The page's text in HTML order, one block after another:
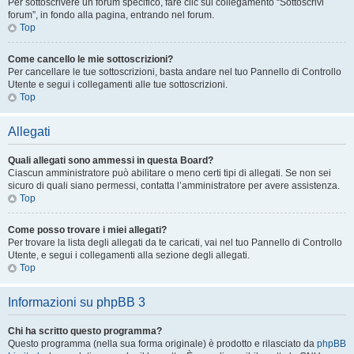
Per sottoscrivere un forum specifico, fare clic sul collegamento “Sottoscrivi
forum”, in fondo alla pagina, entrando nel forum.
Top
Come cancello le mie sottoscrizioni?
Per cancellare le tue sottoscrizioni, basta andare nel tuo Pannello di Controllo
Utente e segui i collegamenti alle tue sottoscrizioni.
Top
Allegati
Quali allegati sono ammessi in questa Board?
Ciascun amministratore può abilitare o meno certi tipi di allegati. Se non sei
sicuro di quali siano permessi, contatta l’amministratore per avere assistenza.
Top
Come posso trovare i miei allegati?
Per trovare la lista degli allegati da te caricati, vai nel tuo Pannello di Controllo
Utente, e segui i collegamenti alla sezione degli allegati.
Top
Informazioni su phpBB 3
Chi ha scritto questo programma?
Questo programma (nella sua forma originale) è prodotto e rilasciato da phpBB